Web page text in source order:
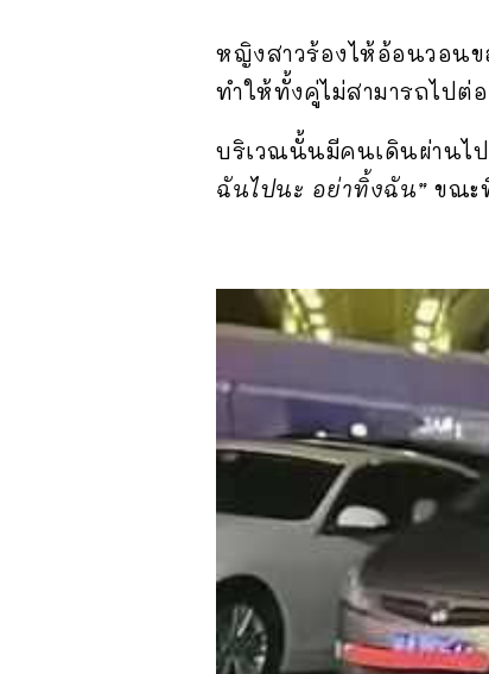
หญิงสาวร้องไห้อ้อนวอนข
ทำให้ทั้งคู่ไม่สามารถไปต่
บริเวณนั้นมีคนเดินผ่านไ
ฉันไปนะ อย่าทิ้งฉัน” ขณะ